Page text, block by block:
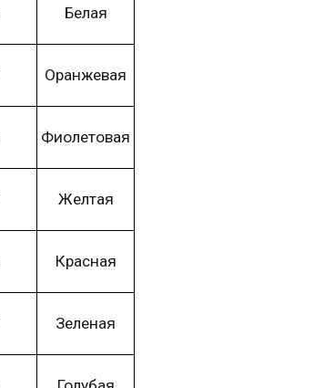
Белая
Оранжевая
Фиолетовая
Желтая
Красная
Зеленая